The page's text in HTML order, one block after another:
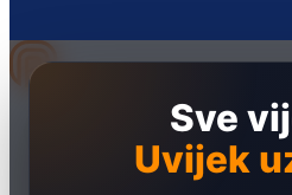
Sve
Uvijek